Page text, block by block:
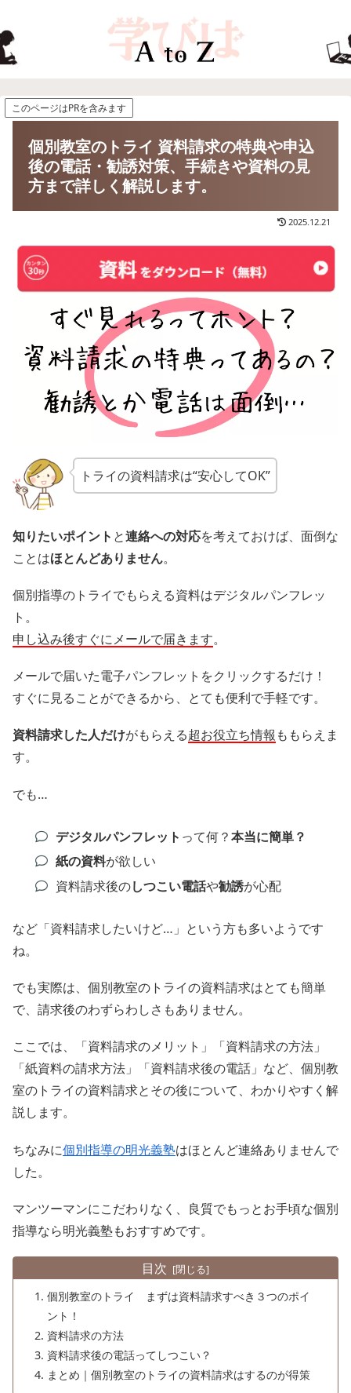
このページはPRを含みます
個別教室のトライ 資料請求の特典や申込
後の電話・勧誘対策、手続きや資料の見
方まで詳しく解説します。
2025.12.21
トライの資料請求は“安心してOK”
知りたいポイント と連絡への対応を考えておけば、面倒な
ことはほとんどありません。
個別指導のトライでもらえる資料はデジタルパンフレッ
ト。
申し込み後すぐにメールで届きます。
メールで届いた電子パンフレットをクリックするだけ！
すぐに見ることができるから、とても便利で手軽です。
資料請求した人だけがもらえる超お役立ち情報ももらえま
す。
でも…
デジタルパンフレット って何？本当に簡単？
紙の資料が欲しい
資料請求後のしつこい電話や勧誘が心配
など「資料請求したいけど…」という方も多いようです
ね。
でも実際は、個別教室のトライの資料請求はとても簡単
で、請求後のわずらわしさもありません。
ここでは、「資料請求のメリット」「資料請求の方法」
「紙資料の請求方法」「資料請求後の電話」など、個別教
室のトライの資料請求とその後について、わかりやすく解
説します。
ちなみに個別指導の明光義塾はほとんど連絡ありませんで
した。
マンツーマンにこだわりなく、良質でもっとお手頃な個別
指導なら明光義塾もおすすめです。
目次
個別教室のトライ まずは資料請求すべき３つのポイ
ント！
資料請求の方法
資料請求後の電話ってしつこい？
まとめ｜個別教室のトライの資料請求はするのが得策